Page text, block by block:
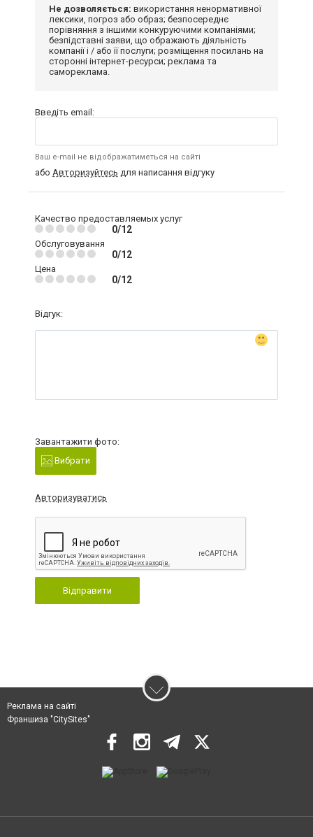
Не дозволяється: використання ненормативної
лексики, погроз або образ; безпосереднє
порівняння з іншими конкуруючими компаніями;
безпідставні заяви, що ображають діяльність
компанії і / або її послуги; розміщення посилань на
сторонні інтернет-ресурси; реклама та
самореклама.
Введіть email:
Ваш e-mail не відображатиметься на сайті
або Авторизуйтесь для написання відгуку
Качество предоставляемых услуг
0/12
Обслуговування
0/12
Цена
0/12
Відгук:
Завантажити фото:
Вибрати
Авторизуватись
Відправити
Реклама на сайті
Франшиза "CitySites"